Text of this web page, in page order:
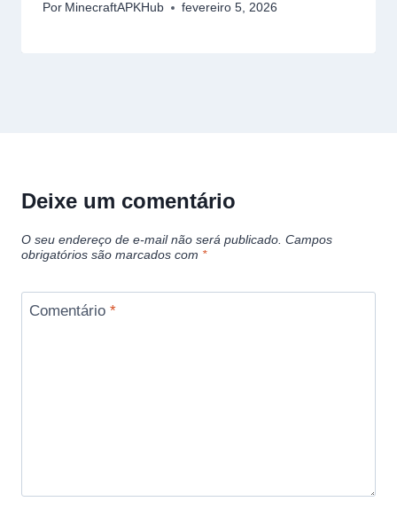
Por MinecraftAPKHub fevereiro 5, 2026
Deixe um comentário
O seu endereço de e-mail não será publicado. Campos
obrigatórios são marcados com *
Comentário *